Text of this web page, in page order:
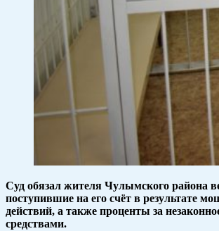
Суд обязал жителя Чулымского района
поступившие на его счёт в результате
действий, а также проценты за
средствами.